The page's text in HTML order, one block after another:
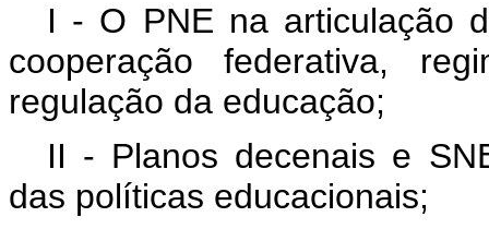
I - O PNE na articulação
cooperação federativa,
regulação da educação;
II - Planos decenais e
das políticas educacionais;